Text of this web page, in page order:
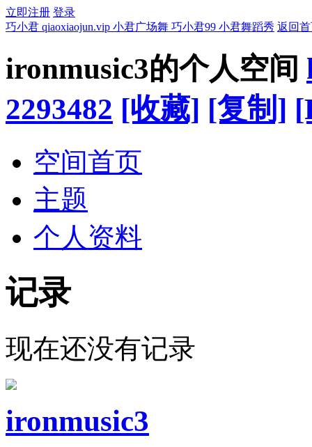
立即注册 登录
巧小君 qiaoxiaojun.vip 小君广场舞 巧小君99 小君舞蹈秀 返回
ironmusic3的个人空间
2293482 [收藏] [复制]
空间首页
主题
个人资料
记录
现在还没有记录
ironmusic3